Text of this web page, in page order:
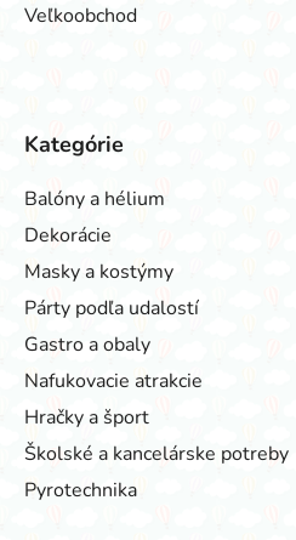
Veľkoobchod
Kategórie
Balóny a hélium
Dekorácie
Masky a kostýmy
Párty podľa udalostí
Gastro a obaly
Nafukovacie atrakcie
Hračky a šport
Školské a kancelárske potreby
Pyrotechnika